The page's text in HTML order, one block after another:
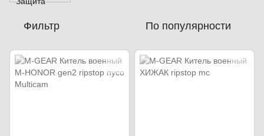
Фильтр По популярности